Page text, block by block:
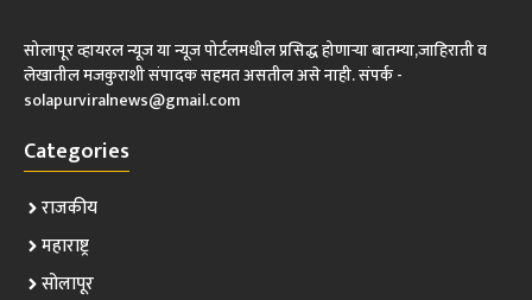
सोलापूर व्हायरल न्यूज या न्यूज पोर्टलमधील प्रसिद्ध होणाऱ्या बातम्या,जाहिराती व
लेखातील मजकुराशी संपादक सहमत असतील असे नाही. संपर्क -
solapurviralnews@gmail.com
Categories
राजकीय
महाराष्ट्र
सोलापूर